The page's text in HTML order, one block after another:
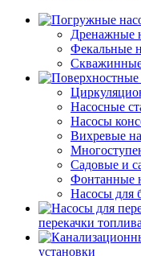
Дренажные
Фекальные
Насосные
Насосы
Вихревые
Садовые и
Фонтанные
Насосы для
перекачки
установки